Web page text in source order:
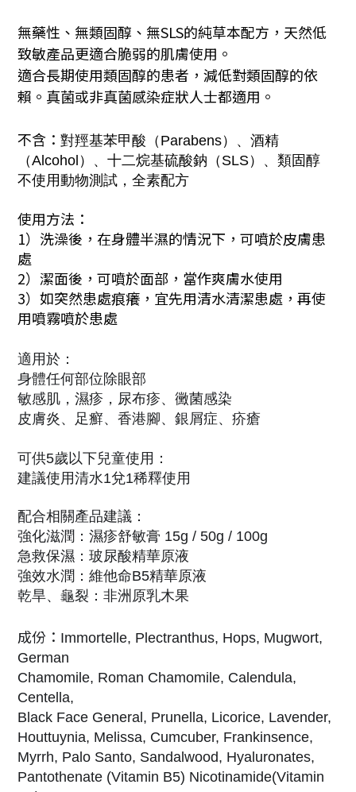
無藥性、無類固醇、無SLS的純草本配方，天然低
致敏產品更適合脆弱的肌膚使用。
適合長期使用類固醇的患者，減低對類固醇的依
賴。真菌或非真菌感染症狀人士都適用。
不含： 對羥基苯甲酸（Parabens）、酒精
（Alcohol）、十二烷基硫酸鈉（SLS）、類固醇
不使用動物測試，全素配方
使用方法：
1）洗澡後，在身體半濕的情況下，可噴於皮膚患
處
2）潔面後，可噴於面部，當作爽膚水使用
3）如突然患處痕癢，宜先用清水清潔患處，再使
用噴霧噴於患處
適用於：
身體任何部位除眼部
敏感肌，濕疹，尿布疹、黴菌感染
皮膚炎、足癬、香港腳、銀屑症、疥瘡
可供5歲以下兒童使用：
建議使用清水1兌1稀釋使用
配合相關產品建議：
強化滋潤：濕疹舒敏膏 15g / 50g / 100g
急救保濕：玻尿酸精華原液
強效水潤：維他命B5精華原液
乾旱、龜裂：非洲原乳木果
成份： Immortelle, Plectranthus, Hops, Mugwort,
German
Chamomile, Roman Chamomile, Calendula,
Centella,
Black Face General, Prunella, Licorice, Lavender,
Houttuynia, Melissa, Cumcuber, Frankinsence,
Myrrh, Palo Santo, Sandalwood, Hyaluronates,
Pantothenate (Vitamin B5) Nicotinamide(Vitamin